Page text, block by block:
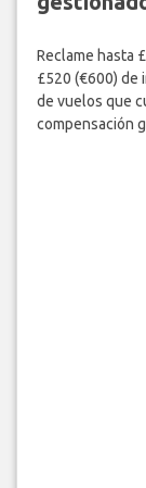
Reclame hasta
£520 (€600) de
de vuelos que
compensación